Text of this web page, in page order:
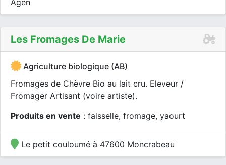
Agen
Les Fromages De Marie
Agriculture biologique (AB)
Fromages de Chèvre Bio au lait cru. Eleveur /
Fromager Artisant (voire artiste).
Produits en vente : faisselle, fromage, yaourt
Le petit couloumé à 47600 Moncrabeau